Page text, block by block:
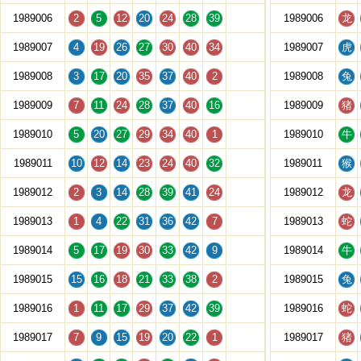
1989006 2 5 12 20 24 28 39
1989007 4 19 26 27 30 40 34
1989008 3 17 20 35 37 40 2
1989009 7 11 24 28 37 40 16
1989010 5 20 27 29 34 40 1
1989011 10 12 14 23 24 40 32
1989012 2 3 14 28 39 41 24
1989013 1 4 22 31 36 42 7
1989014 5 17 19 30 33 42 9
1989015 15 16 18 21 33 38 2
1989016 1 11 17 29 37 42 39
1989017 7 9 15 19 20 22 1
1989006 龙
1989007 虎
1989008 兔
1989009 猪
1989010 牛
1989011 猴
1989012 龙
1989013 蛇
1989014 牛
1989015 兔
1989016 蛇
1989017 猪